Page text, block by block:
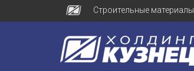
Строительные материалы